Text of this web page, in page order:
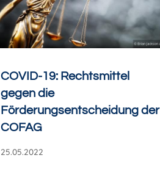
COVID-19: Rechtsmittel
gegen die
Förderungsentscheidung der
COFAG
25.05.2022